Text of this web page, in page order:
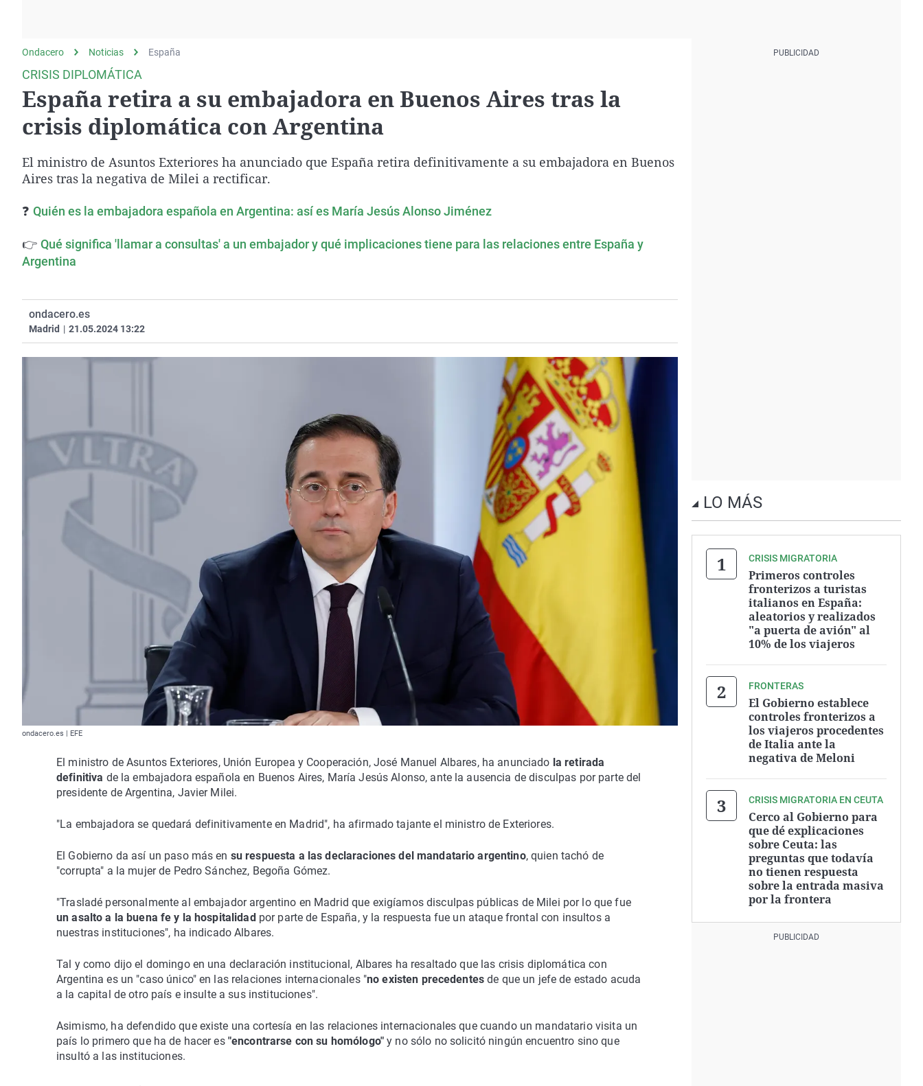
Como el perro y el
gato
Equipo de investigación
País Vasco
Ondacero Noticias España
CRISIS DIPLOMÁTICA
España retira a su embajadora en Buenos Aires tras la
crisis diplomática con Argentina
El ministro de Asuntos Exteriores ha anunciado que España retira definitivamente a su embajadora en Buenos
Aires tras la negativa de Milei a rectificar.
❓ Quién es la embajadora española en Argentina: así es María Jesús Alonso Jiménez
👉 Qué significa 'llamar a consultas' a un embajador y qué implicaciones tiene para las relaciones entre España y
Argentina
ondacero.es
Madrid | 21.05.2024 13:22
ondacero.es | EFE
El ministro de Asuntos Exteriores, Unión Europea y Cooperación, José Manuel Albares, ha anunciado la retirada
definitiva de la embajadora española en Buenos Aires, María Jesús Alonso, ante la ausencia de disculpas por parte del
presidente de Argentina, Javier Milei.
"La embajadora se quedará definitivamente en Madrid", ha afirmado tajante el ministro de Exteriores.
El Gobierno da así un paso más en su respuesta a las declaraciones del mandatario argentino, quien tachó de
"corrupta" a la mujer de Pedro Sánchez, Begoña Gómez.
"Trasladé personalmente al embajador argentino en Madrid que exigíamos disculpas públicas de Milei por lo que fue
un asalto a la buena fe y la hospitalidad por parte de España, y la respuesta fue un ataque frontal con insultos a
nuestras instituciones", ha indicado Albares.
Tal y como dijo el domingo en una declaración institucional, Albares ha resaltado que las crisis diplomática con
Argentina es un "caso único" en las relaciones internacionales "no existen precedentes de que un jefe de estado acuda
a la capital de otro país e insulte a sus instituciones".
Asimismo, ha defendido que existe una cortesía en las relaciones internacionales que cuando un mandatario visita un
país lo primero que ha de hacer es"encontrarse con su homólogo"y no sólo no solicitó ningún encuentro sino que
insultó a las instituciones.
LO MÁS
CRISIS MIGRATORIA
Primeros controles
fronterizos a turistas
italianos en España:
aleatorios y realizados
"a puerta de avión" al
10% de los viajeros
FRONTERAS
El Gobierno establece
controles fronterizos a
los viajeros procedentes
de Italia ante la
negativa de Meloni
CRISIS MIGRATORIA EN CEUTA
Cerco al Gobierno para
que dé explicaciones
sobre Ceuta: las
preguntas que todavía
no tienen respuesta
sobre la entrada masiva
por la frontera